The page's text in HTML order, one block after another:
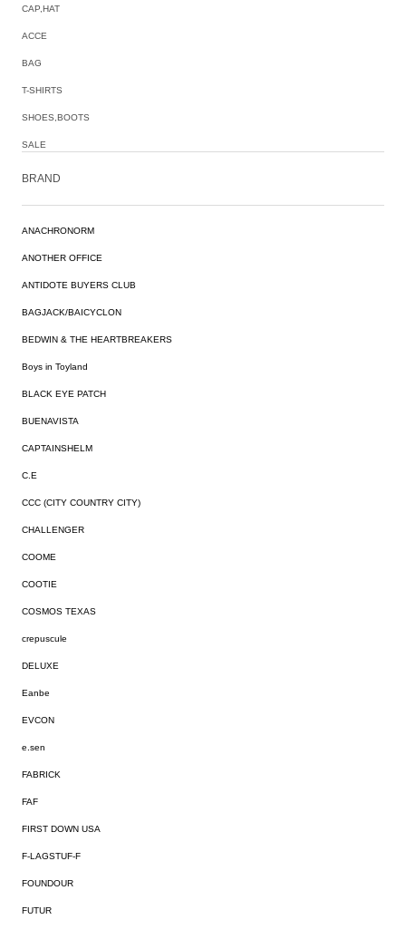
CAP,HAT
ACCE
BAG
T-SHIRTS
SHOES,BOOTS
SALE
BRAND
ANACHRONORM
ANOTHER OFFICE
ANTIDOTE BUYERS CLUB
BAGJACK/BAICYCLON
BEDWIN & THE HEARTBREAKERS
Boys in Toyland
BLACK EYE PATCH
BUENAVISTA
CAPTAINSHELM
C.E
CCC (CITY COUNTRY CITY)
CHALLENGER
COOME
COOTIE
COSMOS TEXAS
crepuscule
DELUXE
Eanbe
EVCON
e.sen
FABRICK
FAF
FIRST DOWN USA
F-LAGSTUF-F
FOUNDOUR
FUTUR